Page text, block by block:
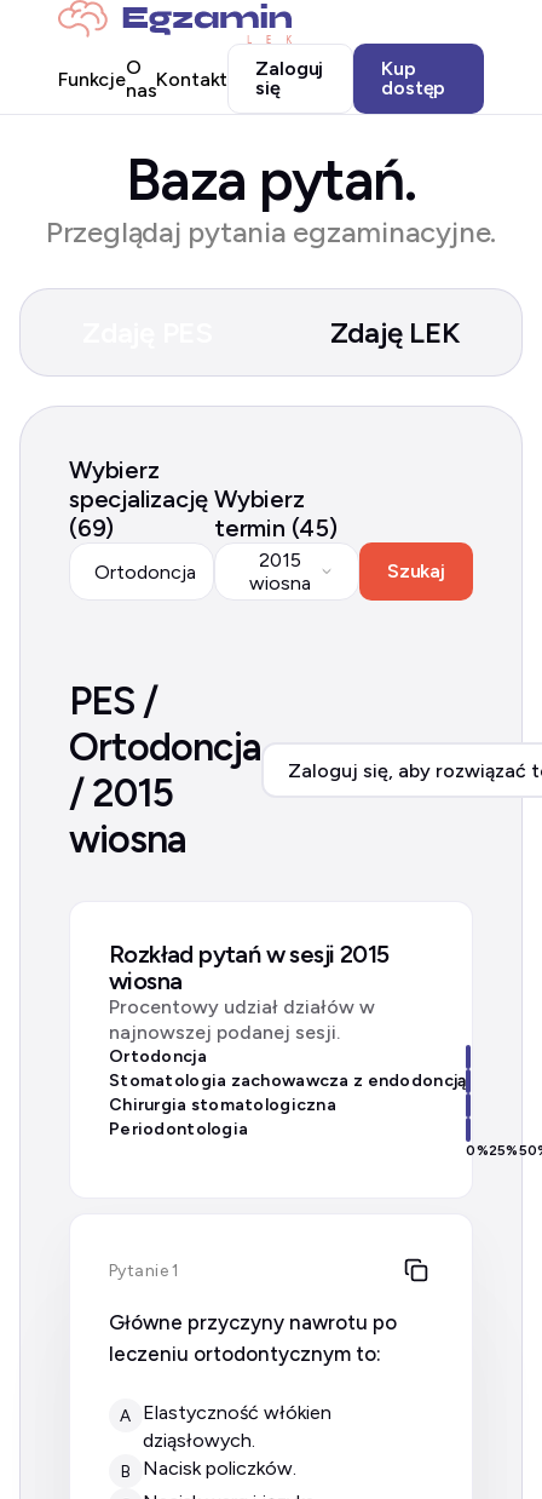
FunkcjeO
nasKontakt
Zaloguj
się
Kup
dostęp
Baza pytań.
Przeglądaj pytania egzaminacyjne.
Zdaję LEK
Wybierz
specjalizację
(69)
Ortodoncja
Wybierz
termin (45)
2015
wiosna
Szukaj
PES /
Ortodoncja
/ 2015
wiosna
Zaloguj się, aby rozwiązać
Rozkład pytań w sesji 2015
wiosna
Procentowy udział działów w
najnowszej podanej sesji.
Ortodoncja
Stomatologia zachowawcza z endodoncją
Chirurgia stomatologiczna
Periodontologia
0%25%50
Pytanie 1
Główne przyczyny nawrotu po
leczeniu ortodontycznym to:
A
elastyczność włókien
dziąsłowych.
B nacisk policzków.